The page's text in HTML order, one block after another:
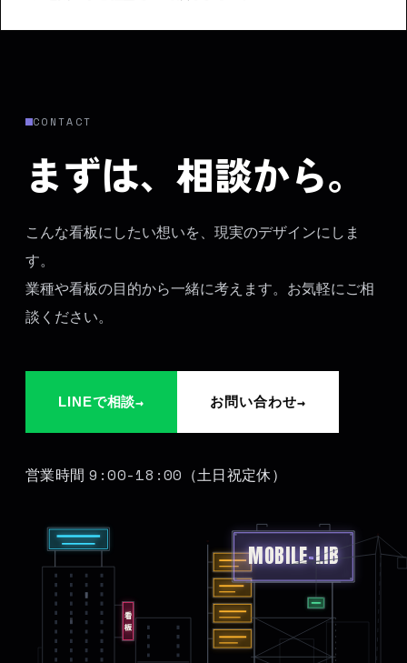
CONTACT
まずは、相談から。
こんな看板にしたい想いを、現実のデザインにしま
す。
業種や看板の目的から一緒に考えます。お気軽にご相
談ください。
LINEで相談→ お問い合わせ→
営業時間 9:00-18:00 （土日祝定休）
看板
MOBILE-LIB